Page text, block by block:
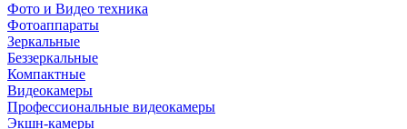
Фото и Видео техника
Фотоаппараты
Зеркальные
Беззеркальные
Компактные
Видеокамеры
Профессиональные видеокамеры
Экшн-камеры